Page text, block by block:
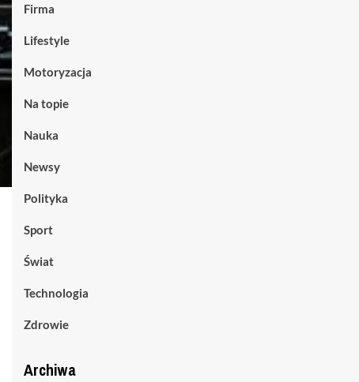
Firma
Lifestyle
Motoryzacja
Na topie
Nauka
Newsy
Polityka
Sport
Świat
Technologia
Zdrowie
Archiwa